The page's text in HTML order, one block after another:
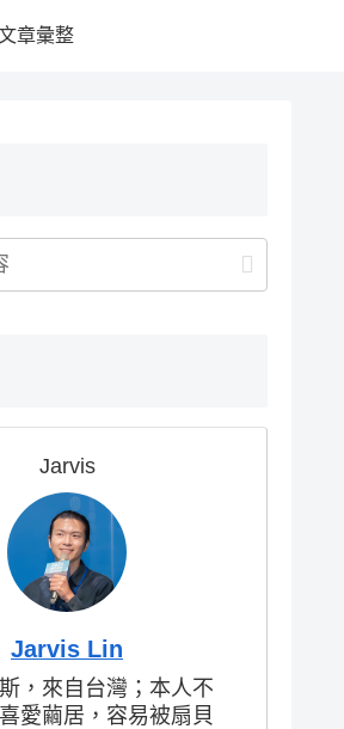
章彙整
Jarvis
Jarvis Lin
，來自台灣；本人不
愛繭居，容易被扇貝